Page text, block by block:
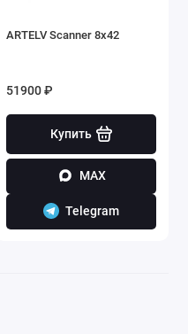
ARTELV Scanner 8x42
51900 ₽
Купить
MAX
Telegram